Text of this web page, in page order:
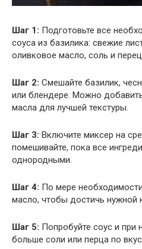
Шаг 1: Подготовьте все
соуса из базилика: свежие
оливковое масло, соль и
Шаг 2: Смешайте базилик,
или блендере. Можно
масла для лучшей текстуры.
Шаг 3: Включите миксер на
помешивайте, пока все
однородными.
Шаг 4: По мере
масло, чтобы достичь нужной
Шаг 5: Попробуйте соус и при
больше соли или перца по